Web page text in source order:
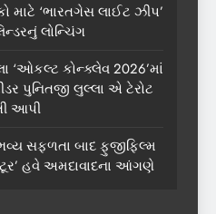
માટે ‘ભારતગેસ લાઈટ ઝીપ’
લોન્ચિંગ
‘ઓકલ્ટ કોન્ક્લેવ 2026’માં
પુનિતજી લુલ્લા એ ટેરોટ
આપી
સફળતા બાદ ફુજીફિલ્મ
ટૂર’ હવે અમદાવાદના આંગણે